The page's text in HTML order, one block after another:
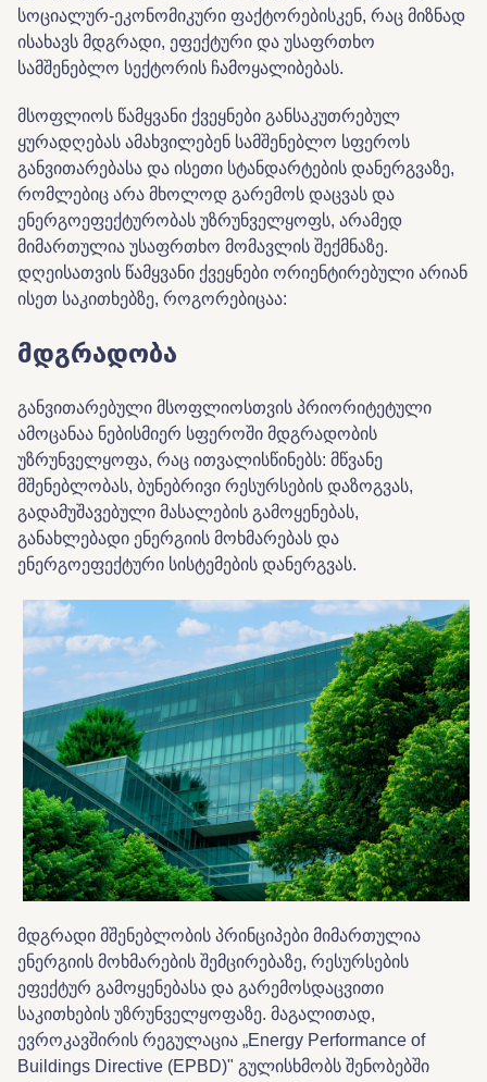
სოციალურ-ეკონომიკური ფაქტორებისკენ, რაც მიზნად
ისახავს მდგრადი, ეფექტური და უსაფრთხო
სამშენებლო სექტორის ჩამოყალიბებას.
მსოფლიოს წამყვანი ქვეყნები განსაკუთრებულ
ყურადღებას ამახვილებენ სამშენებლო სფეროს
განვითარებასა და ისეთი სტანდარტების დანერგვაზე,
რომლებიც არა მხოლოდ გარემოს დაცვას და
ენერგოეფექტურობას უზრუნველყოფს, არამედ
მიმართულია უსაფრთხო მომავლის შექმნაზე.
დღეისათვის წამყვანი ქვეყნები ორიენტირებული არიან
ისეთ საკითხებზე, როგორებიცაა:
მდგრადობა
განვითარებული მსოფლიოსთვის პრიორიტეტული
ამოცანაა ნებისმიერ სფეროში მდგრადობის
უზრუნველყოფა, რაც ითვალისწინებს: მწვანე
მშენებლობას, ბუნებრივი რესურსების დაზოგვას,
გადამუშავებული მასალების გამოყენებას,
განახლებადი ენერგიის მოხმარებას და
ენერგოეფექტური სისტემების დანერგვას.
მდგრადი მშენებლობის პრინციპები მიმართულია
ენერგიის მოხმარების შემცირებაზე, რესურსების
ეფექტურ გამოყენებასა და გარემოსდაცვითი
საკითხების უზრუნველყოფაზე. მაგალითად,
ევროკავშირის რეგულაცია „Energy Performance of
Buildings Directive (EPBD)" გულისხმობს შენობებში